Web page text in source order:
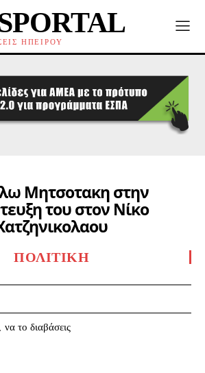
ΗΠΕΙΡΟΥ
Μητσοτακη στην
του στον Νίκο
ΠΟΛΙΤΙΚΉ
να το διαβάσεις